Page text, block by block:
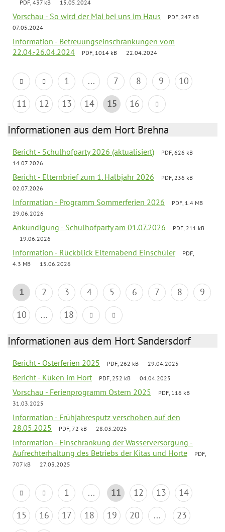
PDF, 437 kB 15.05.2024
Vorschau - So wird der Mai bei uns im Haus
PDF, 247 kB
07.05.2024
Information - Betreuungseinschränkungen vom
22.04.-26.04.2024
PDF, 1014 kB 22.04.2024
1 ... 7 8 9
10
11
12 13 14 15 16
Informationen aus dem Hort Brehna
Bericht - Schulhofparty 2026 (aktualisiert)
PDF, 626 kB
14.07.2026
Bericht - Elternbrief zum 1. Halbjahr 2026
PDF, 236 kB
02.07.2026
Information - Programm Sommerferien 2026
PDF, 1.4 MB
29.06.2026
Ankündigung - Schulhofparty am 01.07.2026
PDF, 211 kB
19.06.2026
Information - Rückblick Elternabend Einschüler
PDF,
4.3 MB
15.06.2026
1 2 3 4 5 6 7 8
9
10
... 18
Informationen aus dem Hort Sandersdorf
Bericht - Osterferien 2025 PDF, 262 kB 29.04.2025
Bericht - Küken im Hort PDF, 252 kB 04.04.2025
Vorschau - Ferienprogramm Ostern 2025
PDF, 116 kB
31.03.2025
Information - Frühjahresputz verschoben auf den
28.05.2025
PDF, 72 kB 28.03.2025
Information - Einschränkung der Wasserversorgung -
Aufrechterhaltung des Betriebs der Kitas und Horte
PDF,
707 kB
27.03.2025
1 ... 11 12 13
14
15
16 17 18 19 20 ... 23